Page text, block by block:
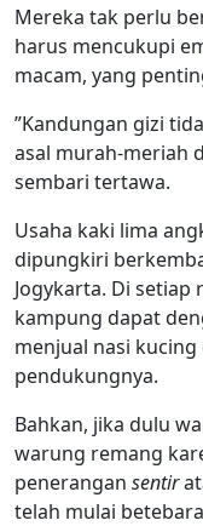
Mereka tak perlu
harus mencukupi
macam, yang
”Kandungan gizi
asal murah-meriah
sembari tertawa.
Usaha kaki lima
dipungkiri
Jogykarta. Di
kampung dapat
menjual nasi
pendukungnya.
Bahkan, jika dulu
warung remang
penerangan sentir
telah mulai